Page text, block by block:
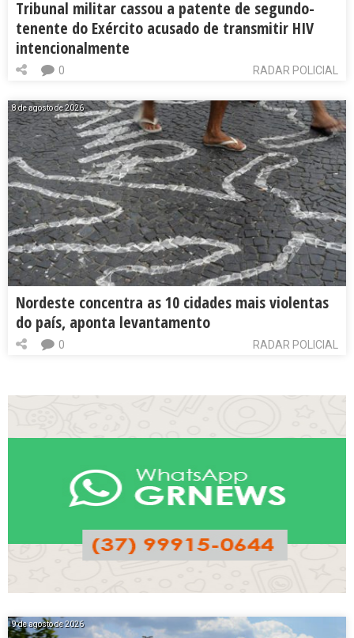
Tribunal militar cassou a patente de segundo-
tenente do Exército acusado de transmitir HIV
intencionalmente
RADAR POLICIAL
0
8 de agosto de 2026
Nordeste concentra as 10 cidades mais violentas
do país, aponta levantamento
RADAR POLICIAL
0
9 de agosto de 2026